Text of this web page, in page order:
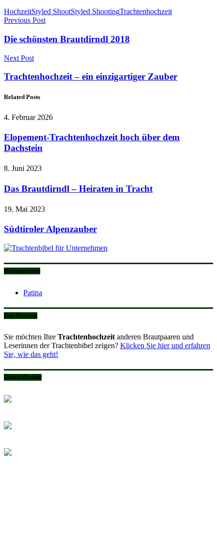
HochzeitStyled ShootStyled ShootingTrachtenhochzeit
Previous Post
Die schönsten Brautdirndl 2018
Next Post
Trachtenhochzeit – ein einzigartiger Zauber
Related Posts
4. Februar 2026
Elopement-Trachtenhochzeit hoch über dem
Dachstein
8. Juni 2023
Das Brautdirndl – Heiraten in Tracht
19. Mai 2023
Südtiroler Alpenzauber
Wissenswertes
Patina
Ihre Hochzeit
Sie möchten Ihre Trachtenhochzeit anderen Brautpaaren und
Leserinnen der Trachtenbibel zeigen? Klicken Sie hier und erfahren
Sie, wie das geht!
Unsere Partner